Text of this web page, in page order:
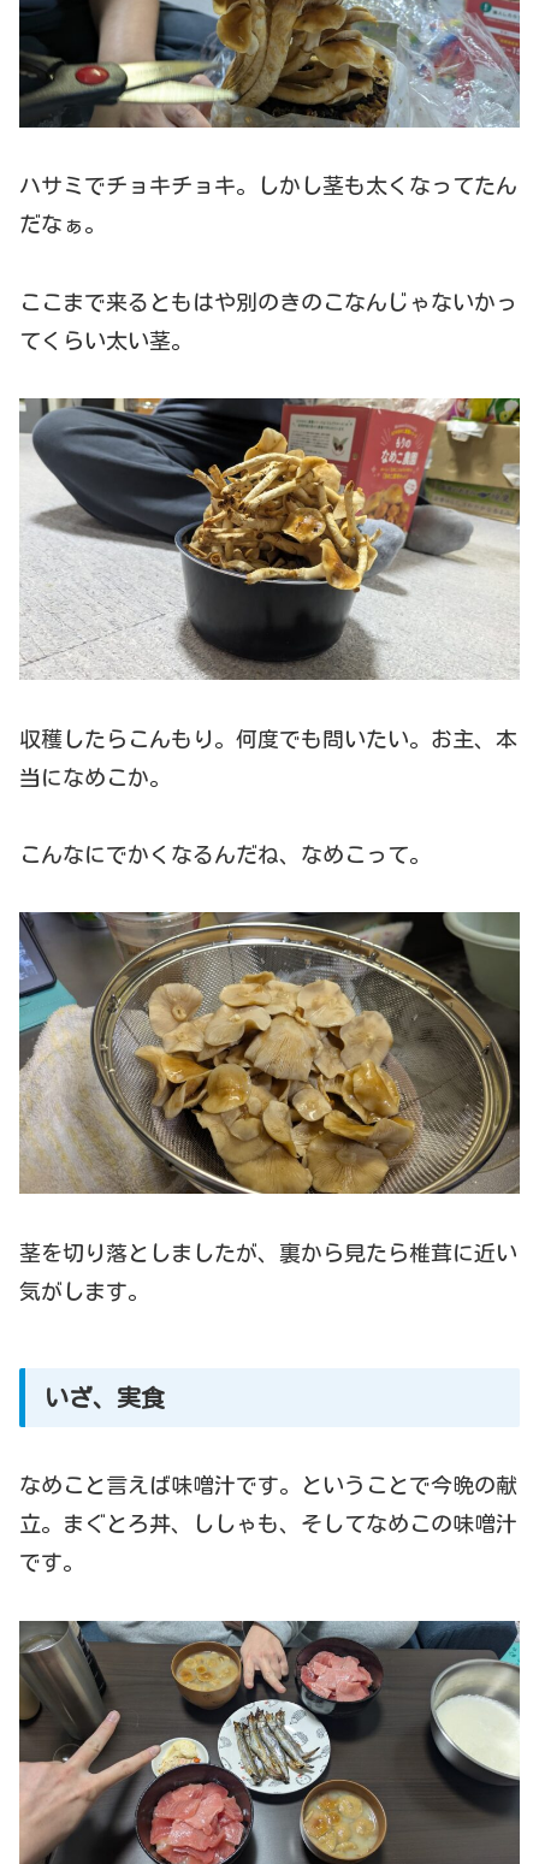
ハサミでチョキチョキ。しかし茎も太くなってたん
だなぁ。
ここまで来るともはや別のきのこなんじゃないかっ
てくらい太い茎。
収穫したらこんもり。何度でも問いたい。お主、本
当になめこか。
こんなにでかくなるんだね、なめこって。
茎を切り落としましたが、裏から見たら椎茸に近い
気がします。
いざ、実食
なめこと言えば味噌汁です。ということで今晩の献
立。まぐとろ丼、ししゃも、そしてなめこの味噌汁
です。